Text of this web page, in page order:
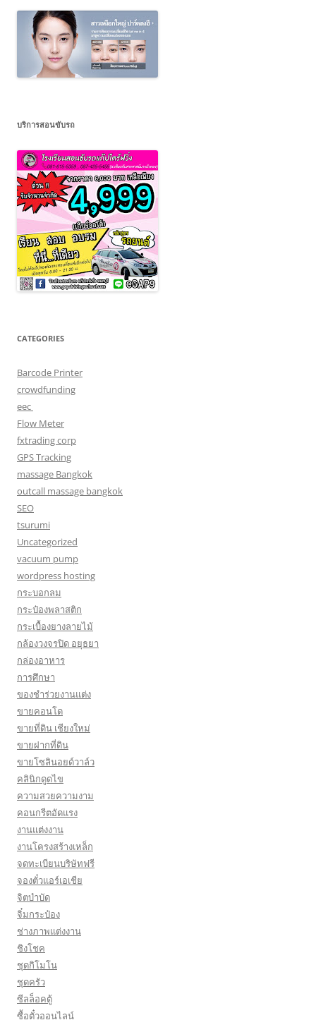
บริการสอนขับรถ
CATEGORIES
Barcode Printer
crowdfunding
eec
Flow Meter
fxtrading corp
GPS Tracking
massage Bangkok
outcall massage bangkok
SEO
tsurumi
Uncategorized
vacuum pump
wordpress hosting
กระบอกลม
กระป๋องพลาสติก
กระเบื้องยางลายไม้
กล้องวงจรปิด อยุธยา
กล่องอาหาร
การศึกษา
ของชำร่วยงานแต่ง
ขายคอนโด
ขายที่ดิน เชียงใหม่
ขายฝากที่ดิน
ขายโซลินอยด์วาล์ว
คลินิกดูดไข
ความสวยความงาม
คอนกรีตอัดแรง
งานแต่งงาน
งานโครงสร้างเหล็ก
จดทะเบียนบริษัทฟรี
จองตั๋วแอร์เอเชีย
จิตบำบัด
จิ๋มกระป๋อง
ช่างภาพแต่งงาน
ชิงโชค
ชุดกิโมโน
ชุดครัว
ซีลล็อคตู้
ซื้อตั๋วออนไลน์